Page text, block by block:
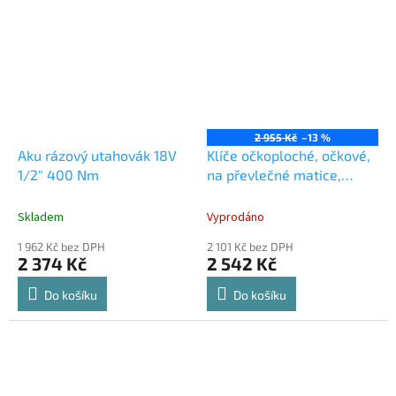
Aku rázový utahovák 18V
1/2" 400 Nm
Skladem
1 962 Kč bez DPH
2 374 Kč
Do košíku
2 955 Kč –13 %
Klíče očkoploché, očkové,
na převlečné matice,
47 kusů
Vyprodáno
2 101 Kč bez DPH
2 542 Kč
Do košíku